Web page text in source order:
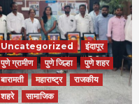
Uncategorized
इंदापूर
पुणे ग्रामीण
पुणे जिल्हा
पुणे शहर
बारामती
महाराष्ट्र
राजकीय
शहरे
सामाजिक